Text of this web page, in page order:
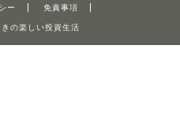
ー 免責事項
の楽しい投資生活